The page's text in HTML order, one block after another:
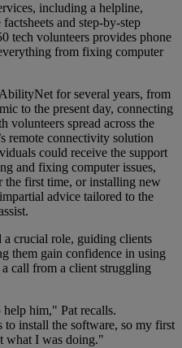
including a helpline,
and step-by-step
tech volunteers provides phone
from fixing computer
for several years, from
to the present day, connecting
volunteers spread across the
remote connectivity solution
could receive the support
and fixing computer issues,
the first time, or installing new
advice tailored to the
crucial role, guiding clients
them gain confidence in using
call from a client struggling
him," Pat recalls.
to install the software, so my first
what I was doing."